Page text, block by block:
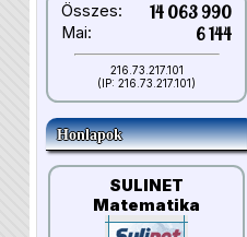
Összes: 14 063 990
Mai: 6 144
216.73.217.101
(IP: 216.73.217.101)
Honlapok
SULINET
Matematika